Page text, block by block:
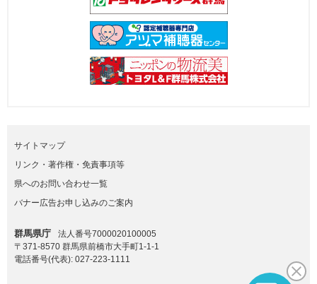
サイトマップ
リンク・著作権・免責事項等
県へのお問い合わせ一覧
バナー広告お申し込みのご案内
群馬県庁
法人番号7000020100005
〒371-8570 群馬県前橋市大手町1-1-1
電話番号(代表): 027-223-1111